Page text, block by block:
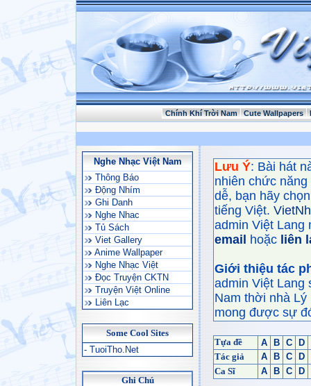
Chính Khí Trời Nam Cute Wallpapers
Nghe Nhạc Việt Nam
Thông Báo
Động Nhím
Ghi Danh
Nghe Nhac
Tủ Sách
Viet Gallery
Anime Wallpaper
Nghe Nhạc Việt
Đọc Truyện CKTN
Truyện Việt Online
Liên Lạc
Some Cool Sites
- TuoiTho.Net
Ghi Chú
Lưu Ý: Bài hát
nhiên chức
dễ, bạn hãy
tiếng Việt.
admin Việt Lang
email
hoặc liên
Giới thiệu tác
admin Việt Lang
Nam thời nhà
mong được sự
Tựa đề A B C
D
Tác giả
A B C
D
Ca Sĩ
A B C D